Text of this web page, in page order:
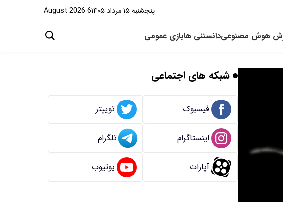
پنجشنبه ۱۵ مرداد ۱۴۰۵ 6 August 2026
هوش مصنوعیدانستنی هابازی عمومی
شبکه های اجتماعی
فیسبوک توییتر
اینستاگرام تلگرام
آپارات یوتیوب